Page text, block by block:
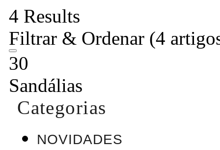
4 Results
Filtrar & Ordenar (4
30
Sandálias
Categorias
NOVIDADES